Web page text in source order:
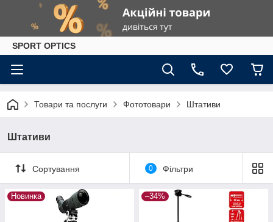
SPORT OPTICS
Товари та послуги Фототовари Штативи
Штативи
Сортування 0 Фільтри
Новинка –34%